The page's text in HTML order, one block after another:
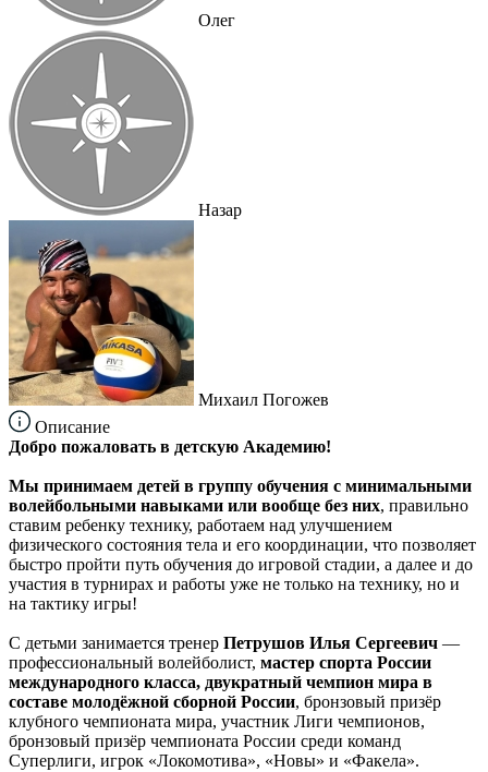
Олег
Назар
Михаил Погожев
Описание
Добро пожаловать в детскую Академию!
Мы принимаем детей в группу обучения с минимальными
волейбольными навыками или вообще без них, правильно
ставим ребенку технику, работаем над улучшением
физического состояния тела и его координации, что позволяет
быстро пройти путь обучения до игровой стадии, а далее и до
участия в турнирах и работы уже не только на технику, но и
на тактику игры!
С детьми занимается тренер Петрушов Илья Сергеевич —
профессиональный волейболист, мастер спорта России
международного класса, двукратный чемпион мира в
составе молодёжной сборной России, бронзовый призёр
клубного чемпионата мира, участник Лиги чемпионов,
бронзовый призёр чемпионата России среди команд
Суперлиги, игрок «Локомотива», «Новы» и «Факела».